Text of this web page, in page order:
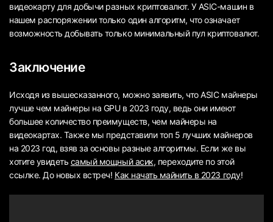
видеокарту для добычи разных криптовалют. У ASIC-машин в
нашем распоряжении только один алгоритм, что означает
возможность добывать только минимальный пул криптовалют.
Заключение
Исходя из вышесказанного, можно заявить, что ASIC майнеры
лучше чем майнеры на GPU в 2023 году, ведь они имеют
большее количество преимуществ, чем майнеры на
видеокартах. Также мы представили топ 5 лучших майнеров
на 2023 год, взяв за основы разные алгоритмы. Если же вы
хотите увидеть самый мощный асик, переходите по этой
ссылке. До новых встреч! Как начать майнить в 2023 году!